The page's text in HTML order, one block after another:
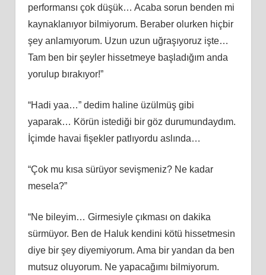
performansı çok düşük… Acaba sorun benden mi
kaynaklanıyor bilmiyorum. Beraber olurken hiçbir
şey anlamıyorum. Uzun uzun uğraşıyoruz işte…
Tam ben bir şeyler hissetmeye başladığım anda
yorulup bırakıyor!”
“Hadi yaa…” dedim haline üzülmüş gibi
yaparak… Körün istediği bir göz durumundaydım.
İçimde havai fişekler patlıyordu aslında…
“Çok mu kısa sürüyor sevişmeniz? Ne kadar
mesela?”
“Ne bileyim… Girmesiyle çıkması on dakika
sürmüyor. Ben de Haluk kendini kötü hissetmesin
diye bir şey diyemiyorum. Ama bir yandan da ben
mutsuz oluyorum. Ne yapacağımı bilmiyorum.